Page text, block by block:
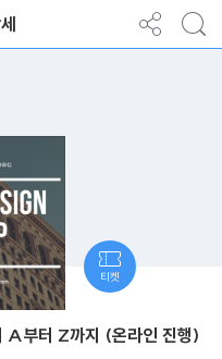
A부터 Z까지 (온라인 진행)
티켓